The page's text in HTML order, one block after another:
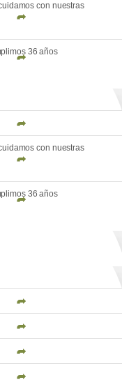
con nuestras
36 años
con nuestras
36 años